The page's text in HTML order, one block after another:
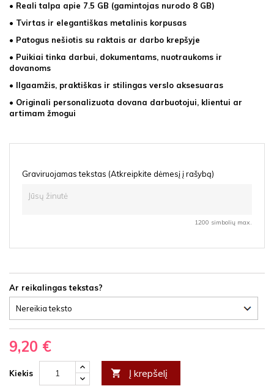
• Reali talpa apie 7.5 GB (gamintojas nurodo 8 GB)
• Tvirtas ir elegantiškas metalinis korpusas
• Patogus nešiotis su raktais ar darbo krepšyje
• Puikiai tinka darbui, dokumentams, nuotraukoms ir
dovanoms
• Ilgaamžis, praktiškas ir stilingas verslo aksesuaras
• Originali personalizuota dovana darbuotojui, klientui ar
artimam žmogui
Graviruojamas tekstas (Atkreipkite dėmesį į rašybą)
1200 simbolių max.
Ar reikalingas tekstas?
9,20 €
Kiekis  Į krepšelį